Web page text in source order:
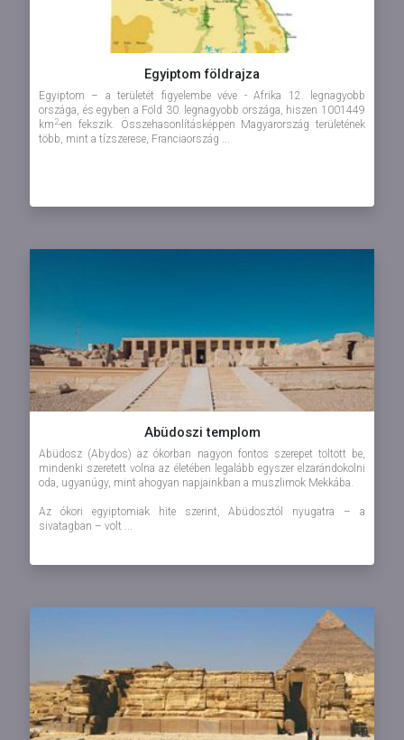
Egyiptom földrajza
Egyiptom – a területét figyelembe véve - Afrika 12. legnagyobb
országa, és egyben a Föld 30. legnagyobb országa, hiszen 1001449
km 2-en fekszik. Összehasonlításképpen Magyarország területének
több, mint a tízszerese, Franciaország ...
Abüdoszi templom
Abüdosz (Abydos) az ókorban nagyon fontos szerepet töltött be,
mindenki szeretett volna az életében legalább egyszer elzarándokolni
oda, ugyanúgy, mint ahogyan napjainkban a muszlimok Mekkába.
Az ókori egyiptomiak hite szerint, Abüdosztól nyugatra – a
sivatagban – volt ...